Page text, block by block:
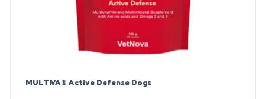
MULTIVA® Active Defense Dogs